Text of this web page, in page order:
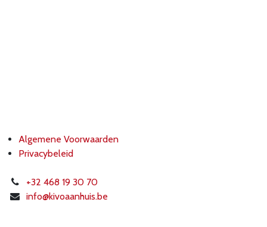
Algemene Voorwaarden
Privacybeleid
+32 468 19 30 70
info@kivoaanhuis.be